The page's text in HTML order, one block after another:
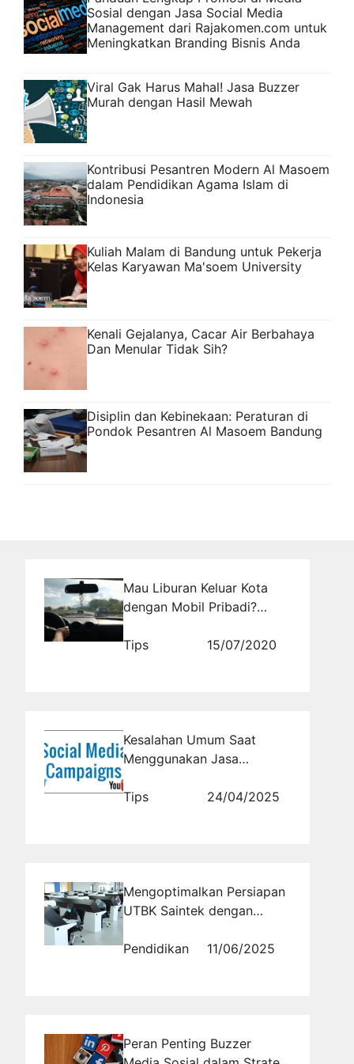
Sosial dengan Jasa Social Media
Management dari Rajakomen.com untuk
Meningkatkan Branding Bisnis Anda
Viral Gak Harus Mahal! Jasa Buzzer
Murah dengan Hasil Mewah
Kontribusi Pesantren Modern Al Masoem
dalam Pendidikan Agama Islam di
Indonesia
Kuliah Malam di Bandung untuk Pekerja
Kelas Karyawan Ma'soem University
Kenali Gejalanya, Cacar Air Berbahaya
Dan Menular Tidak Sih?
Disiplin dan Kebinekaan: Peraturan di
Pondok Pesantren Al Masoem Bandung
Mau Liburan Keluar Kota
dengan Mobil Pribadi?
Ini
Tips 15/07/2020
Kesalahan Umum Saat
Menggunakan Jasa
Cara Menghindarinya
Tips 24/04/2025
Mengoptimalkan Persiapan
UTBK Saintek dengan
Pendidikan
11/06/2025
Peran Penting Buzzer